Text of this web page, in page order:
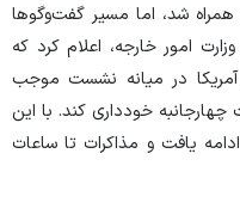
شد، اما مسیر گفت‌و‌گو‌ها
امور خارجه، اعلام کرد که
آمریکا در میانه نشست موجب
خودداری کند. با این
یافت و مذاکرات تا ساعات